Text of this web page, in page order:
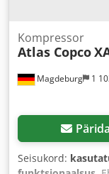
Magdeburg 1
Kompressor
Atlas Copco
Pärida
Seisukord: